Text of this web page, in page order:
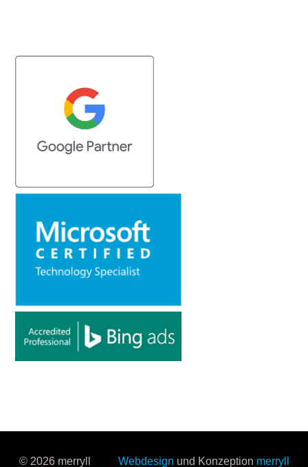
© 2026 merryll Webdesign und Konzeption merryll